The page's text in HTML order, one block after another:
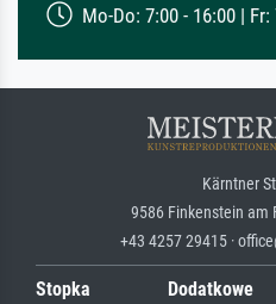
Mo-Do: 7:00 - 16:00 | Fr:
Kärntner
9586 Finkenstein am
+43 4257 29415 ·
Stopka
Dodatkowe